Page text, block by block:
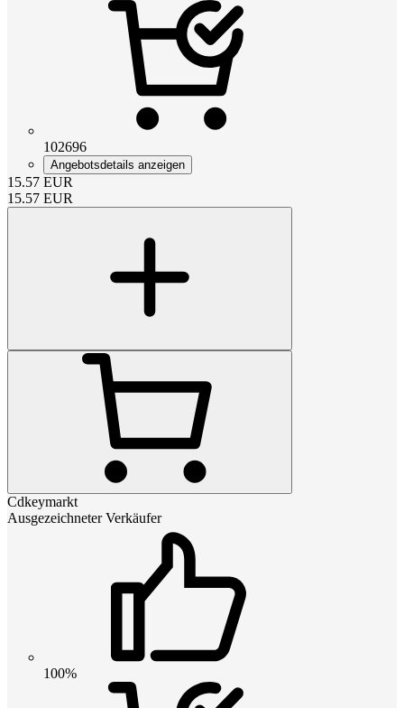
102696
Angebotsdetails anzeigen
15.57 EUR
15.57 EUR
Cdkeymarkt
Ausgezeichneter Verkäufer
100%